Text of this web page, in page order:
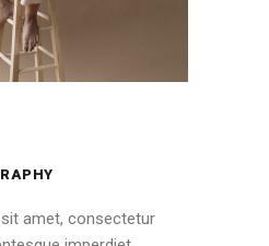
amet, consectetur